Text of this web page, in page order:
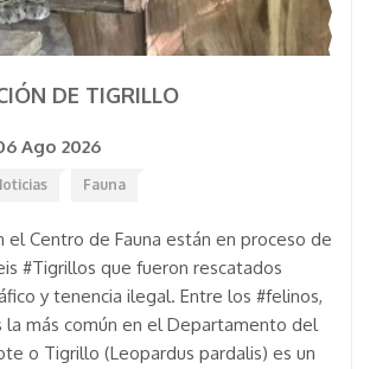
DE TIGRILLO
Ago 2026
Fauna
Centro de Fauna están en proceso de
#Tigrillos que fueron rescatados
y tenencia ilegal. Entre los #felinos,
la más común en el Departamento del
o Tigrillo (Leopardus pardalis) es un